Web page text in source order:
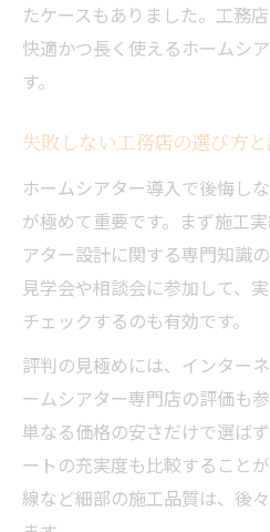
たケースもありました。工務
快適かつ長く使えるホームシ
す。
失敗しない工務店の選び方
ホームシアター導入で後悔し
が極めて重要です。まず施工
アター設計に関する専門知識
見学会や相談会に参加して、
チェックするのも有効です。
評判の見極めには、インター
ームシアター専門店の評価も
単なる価格の安さだけで選ば
ートの充実度も比較すること
線など細部の施工品質は、後